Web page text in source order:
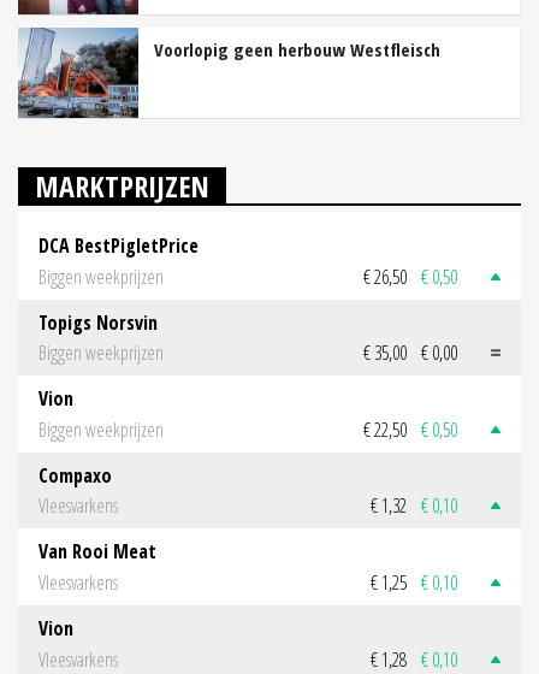
Voorlopig geen herbouw Westfleisch
MARKTPRIJZEN
DCA BestPigletPrice
Biggen weekprijzen
€ 26,50 € 0,50
Topigs Norsvin
Biggen weekprijzen
€ 35,00 € 0,00
Vion
Biggen weekprijzen
€ 22,50 € 0,50
Compaxo
Vleesvarkens
€ 1,32 € 0,10
Van Rooi Meat
Vleesvarkens
€ 1,25 € 0,10
Vion
Vleesvarkens
€ 1,28 € 0,10